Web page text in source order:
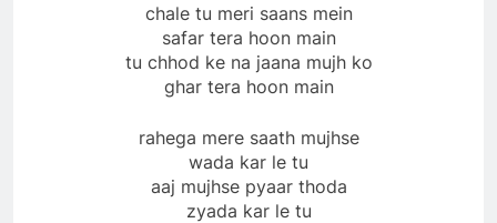
chale tu meri saans mein
safar tera hoon main
tu chhod ke na jaana mujh ko
ghar tera hoon main
rahega mere saath mujhse
wada kar le tu
aaj mujhse pyaar thoda
zyada kar le tu